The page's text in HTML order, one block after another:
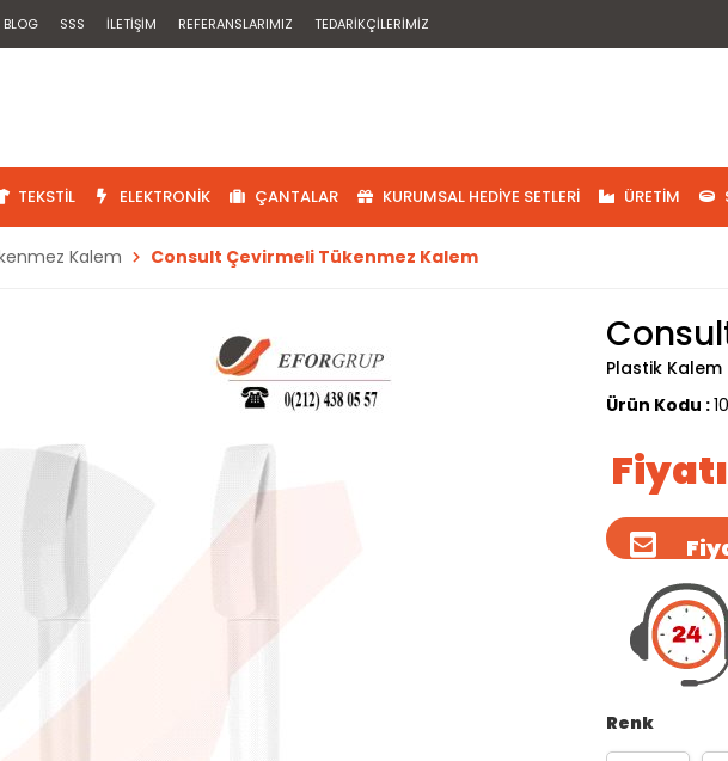
BLOG SSS İLETIŞIM REFERANSLARIMIZ TEDARIKÇILERIMIZ
TEKSTIL ELEKTRONIK ÇANTALAR KURUMSAL HEDIYE SETLERI ÜRETIM
Kalem Consult Çevirmeli Tükenmez Kalem
Plastik Kalem
Ürün Kodu :
Renk